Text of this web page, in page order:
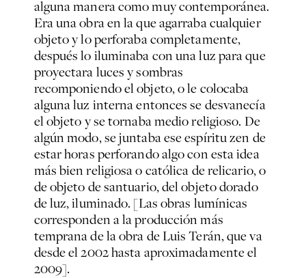
alguna manera como muy contemporánea.
Era una obra en la que agarraba cualquier
objeto y lo perforaba completamente,
después lo iluminaba con una luz para que
proyectara luces y sombras
recomponiendo el objeto, o le colocaba
alguna luz interna entonces se desvanecía
el objeto y se tornaba medio religioso. De
algún modo, se juntaba ese espíritu zen de
estar horas perforando algo con esta idea
más bien religiosa o católica de relicario, o
de objeto de santuario, del objeto dorado
de luz, iluminado. [Las obras lumínicas
corresponden a la producción más
temprana de la obra de Luis Terán, que va
desde el 2002 hasta aproximadamente el
2009].